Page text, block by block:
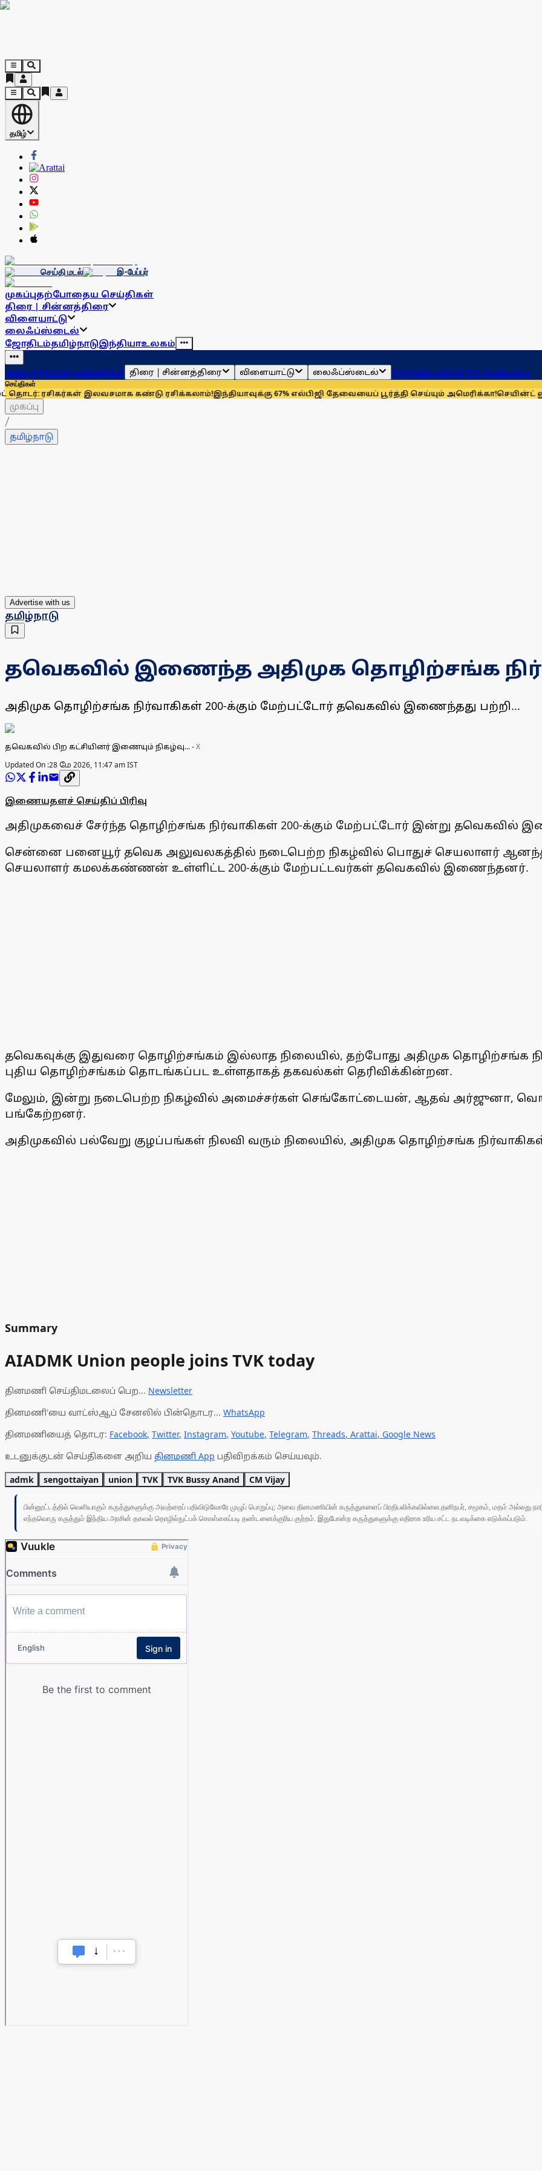
தமிழ்
செய்தி மடல் இ-பேப்பர்
முகப்புதற்போதைய செய்திகள்
திரை | சின்னத்திரை
விளையாட்டு
லைஃப்ஸ்டைல்
ஜோதிடம்தமிழ்நாடுஇந்தியாஉலகம்
முகப்புதற்போதைய செய்திகள் திரை | சின்னத்திரை விளையாட்டு லைஃப்ஸ்டைல் ஜோதிடம்தமிழ்நாடுஇந்தியாஉலகம்
செய்திகள்
இலவசமாக கண்டு ரசிக்கலாம்!இந்தியாவுக்கு 67% எல்பிஜி தேவையைப் பூர்த்தி செய்யும் அமெரிக்கா!செயின்ட் லூயிஸ்
முகப்பு
/
தமிழ்நாடு
Advertise with us
தமிழ்நாடு
தவெகவில் இணைந்த அதிமுக தொழிற்சங்க
அதிமுக தொழிற்சங்க நிர்வாகிகள் 200-க்கும் மேற்பட்டோர் தவெகவில் இணைந்தது பற்றி...
தவெகவில் பிற கட்சியினர் இணையும் நிகழ்வு...-X
Updated On :28 மே 2026, 11:47 am IST
இணையதளச் செய்திப் பிரிவு
அதிமுகவைச் சேர்ந்த தொழிற்சங்க நிர்வாகிகள் 200-க்கும் மேற்பட்டோர் இன்று தவெகவில்
சென்னை பனையூர் தவெக அலுவலகத்தில் நடைபெற்ற நிகழ்வில் பொதுச் செயலாளர்
செயலாளர் கமலக்கண்ணன் உள்ளிட்ட 200-க்கும் மேற்பட்டவர்கள் தவெகவில் இணைந்தனர்.
தவெகவுக்கு இதுவரை தொழிற்சங்கம் இல்லாத நிலையில், தற்போது அதிமுக தொழிற்சங்க
புதிய தொழிற்சங்கம் தொடங்கப்பட உள்ளதாகத் தகவல்கள் தெரிவிக்கின்றன.
மேலும், இன்று நடைபெற்ற நிகழ்வில் அமைச்சர்கள் செங்கோட்டையன், ஆதவ் அர்ஜுனா,
பங்கேற்றனர்.
அதிமுகவில் பல்வேறு குழப்பங்கள் நிலவி வரும் நிலையில், அதிமுக தொழிற்சங்க
Summary
AIADMK Union people joins TVK today
தினமணி செய்திமடலைப் பெற... Newsletter
தினமணி'யை வாட்ஸ்ஆப் சேனலில் பின்தொடர... WhatsApp
தினமணியைத் தொடர: Facebook, Twitter, Instagram, Youtube, Telegram, Threads, Arattai, Google News
உடனுக்குடன் செய்திகளை அறிய தினமணி App பதிவிறக்கம் செய்யவும்.
admk sengottaiyan union TVK TVK Bussy Anand CM Vijay
பின்னூட்டத்தில் வெளியாகும் கருத்துகளுக்கு அவற்றைப் பதிவிடுவோரே முழுப் பொறுப்பு; அவை தினமணியின் கருத்துகளைப் பிரதிபலிக்கவில்லை.தனிநபர், சமூகம், மதம் அல்லது
எந்தவொரு கருத்தும் இந்திய அரசின் தகவல் தொழில்நுட்பக் கொள்கைப்படி தண்டனைக்குரிய குற்றம். இதுபோன்ற கருத்துகளுக்கு எதிராக உரிய சட்ட நடவடிக்கை எடுக்கப்படும்.